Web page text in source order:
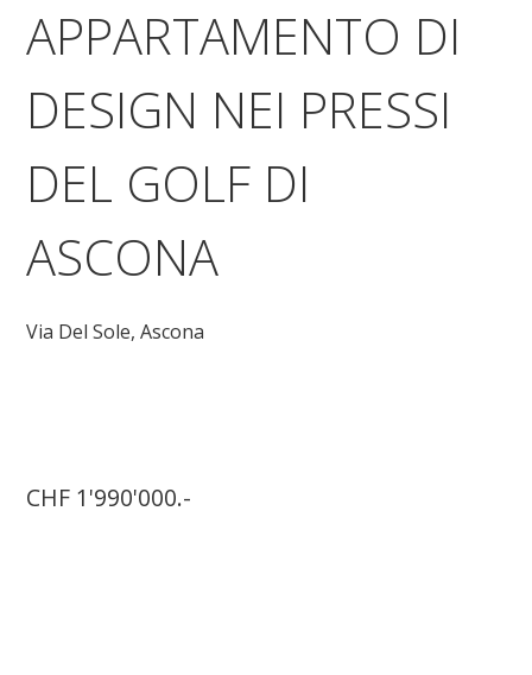
APPARTAMENTO DI
DESIGN NEI PRESSI
DEL GOLF DI
ASCONA
Via Del Sole,Ascona
CHF 1'990'000.-